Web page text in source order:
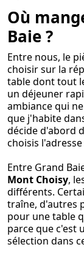
Où
Baie ?
Entre nous, le
choisir sur la
table dont tout
un déjeuner
ambiance qui
que j'habite
décide d'abord
choisis
Entre Grand
Mont Choisy,
différents.
traîne, d'autres
pour une table
parce que c'est
sélection dans